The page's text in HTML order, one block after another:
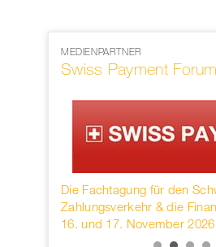
in Zürich
NETZWERKPARTNER
SWIFT
Founded in 1973,
provider of secure
services